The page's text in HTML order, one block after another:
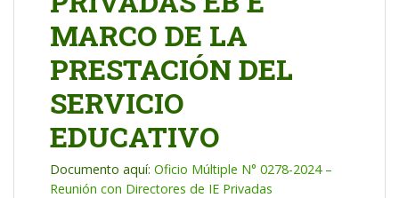
MARCO DE LA
PRESTACIÓN DEL
SERVICIO
EDUCATIVO
Documento aquí: Oficio Múltiple N° 0278-2024 –
Reunión con Directores de IE Privadas